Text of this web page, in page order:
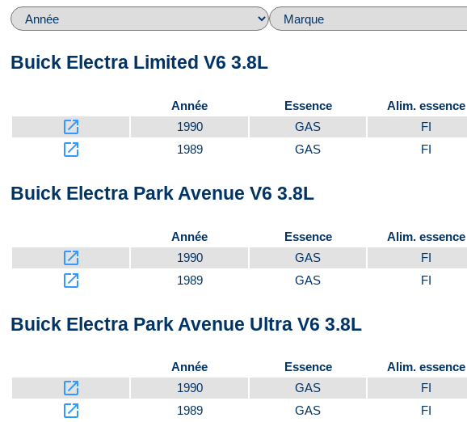
Devant
Kit
Buick Electra Limited V6 3.8L
Année Essence Alim. essence
launch 1990 GAS FI
launch 1989 GAS FI
Buick Electra Park Avenue V6 3.8L
Année Essence Alim. essence
launch 1990 GAS FI
launch 1989 GAS FI
Buick Electra Park Avenue Ultra V6 3.8L
Année Essence Alim. essence
launch 1990 GAS FI
launch 1989 GAS FI